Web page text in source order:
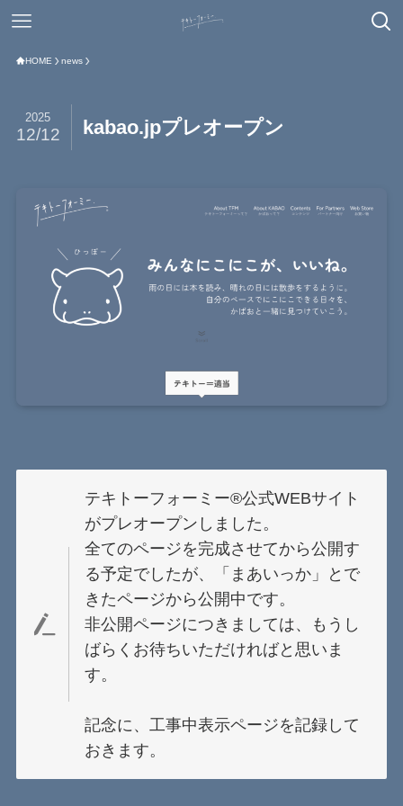
HOME news
kabao.jpプレオープン
2025
12/12
テキトーフォーミー®公式WEBサイト
がプレオープンしました。
全てのページを完成させてから公開す
る予定でしたが、「まあいっか」とで
きたページから公開中です。
非公開ページにつきましては、もうし
ばらくお待ちいただければと思いま
す。
記念に、工事中表示ページを記録して
おきます。